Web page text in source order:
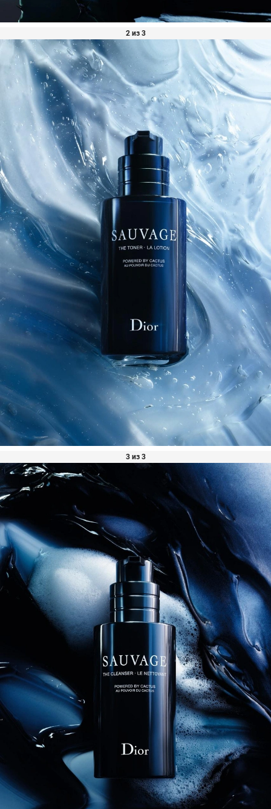
2 из 3
3 из 3